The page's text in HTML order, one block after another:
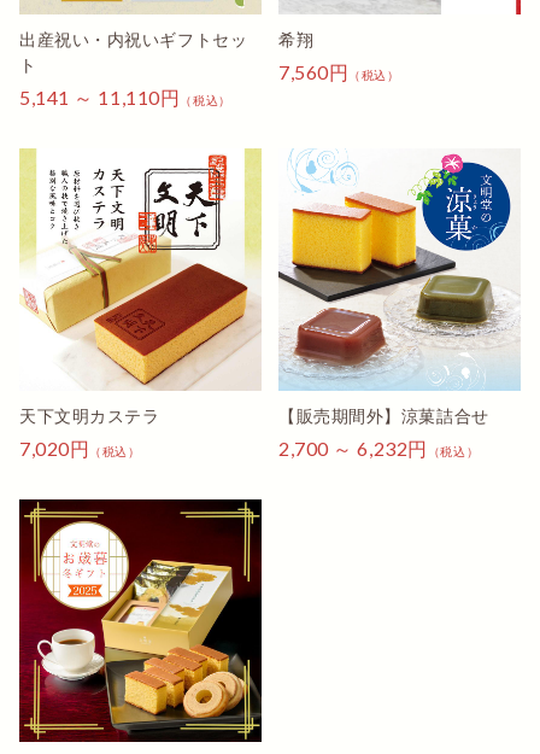
出産祝い・内祝いギフトセッ
ト
5,141 ～ 11,110円 （税込）
希翔
7,560円 （税込）
詳しくみる
天下文明カステラ
7,020円 （税込）
詳しくみる
【販売期間外】涼菓詰合せ
2,700 ～ 6,232円 （税込）
詳しくみる